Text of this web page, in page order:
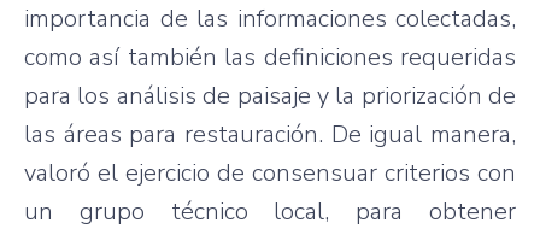
importancia de las informaciones colectadas,
como así también las definiciones requeridas
para los análisis de paisaje y la priorización de
las áreas para restauración. De igual manera,
valoró el ejercicio de consensuar criterios con
un grupo técnico local, para obtener